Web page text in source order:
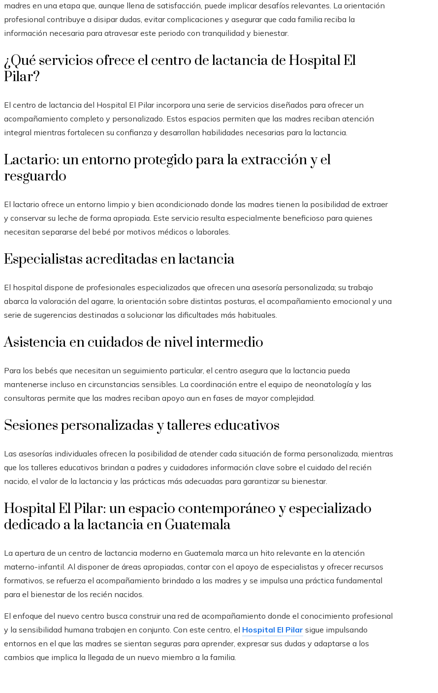
madres en una etapa que, aunque llena de satisfacción, puede implicar desafíos relevantes. La orientación
profesional contribuye a disipar dudas, evitar complicaciones y asegurar que cada familia reciba la
información necesaria para atravesar este periodo con tranquilidad y bienestar.
¿Qué servicios ofrece el centro de lactancia de Hospital El
Pilar?
El centro de lactancia del Hospital El Pilar incorpora una serie de servicios diseñados para ofrecer un
acompañamiento completo y personalizado. Estos espacios permiten que las madres reciban atención
integral mientras fortalecen su confianza y desarrollan habilidades necesarias para la lactancia.
Lactario: un entorno protegido para la extracción y el
resguardo
El lactario ofrece un entorno limpio y bien acondicionado donde las madres tienen la posibilidad de extraer
y conservar su leche de forma apropiada. Este servicio resulta especialmente beneficioso para quienes
necesitan separarse del bebé por motivos médicos o laborales.
Especialistas acreditadas en lactancia
El hospital dispone de profesionales especializados que ofrecen una asesoría personalizada; su trabajo
abarca la valoración del agarre, la orientación sobre distintas posturas, el acompañamiento emocional y una
serie de sugerencias destinadas a solucionar las dificultades más habituales.
Asistencia en cuidados de nivel intermedio
Para los bebés que necesitan un seguimiento particular, el centro asegura que la lactancia pueda
mantenerse incluso en circunstancias sensibles. La coordinación entre el equipo de neonatología y las
consultoras permite que las madres reciban apoyo aun en fases de mayor complejidad.
Sesiones personalizadas y talleres educativos
Las asesorías individuales ofrecen la posibilidad de atender cada situación de forma personalizada, mientras
que los talleres educativos brindan a padres y cuidadores información clave sobre el cuidado del recién
nacido, el valor de la lactancia y las prácticas más adecuadas para garantizar su bienestar.
Hospital El Pilar: un espacio contemporáneo y especializado
dedicado a la lactancia en Guatemala
La apertura de un centro de lactancia moderno en Guatemala marca un hito relevante en la atención
materno-infantil. Al disponer de áreas apropiadas, contar con el apoyo de especialistas y ofrecer recursos
formativos, se refuerza el acompañamiento brindado a las madres y se impulsa una práctica fundamental
para el bienestar de los recién nacidos.
El enfoque del nuevo centro busca construir una red de acompañamiento donde el conocimiento profesional
y la sensibilidad humana trabajen en conjunto. Con este centro, el Hospital El Pilar sigue impulsando
entornos en el que las madres se sientan seguras para aprender, expresar sus dudas y adaptarse a los
cambios que implica la llegada de un nuevo miembro a la familia.